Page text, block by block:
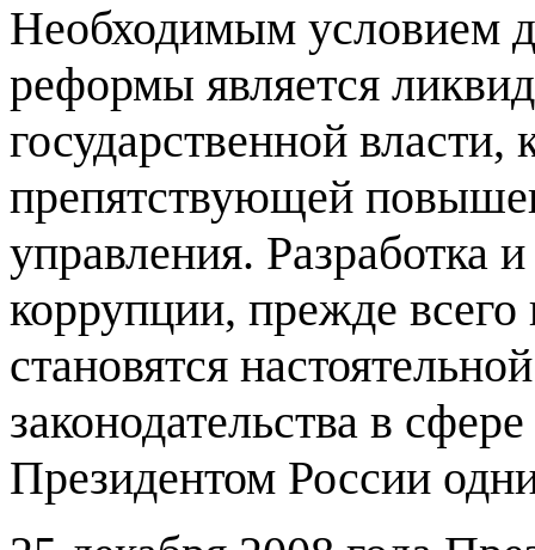
Необходимым условием
реформы является
государственной
препятствующей
управления. Разработка
коррупции, прежде
становятся
законодательства в
Президентом России